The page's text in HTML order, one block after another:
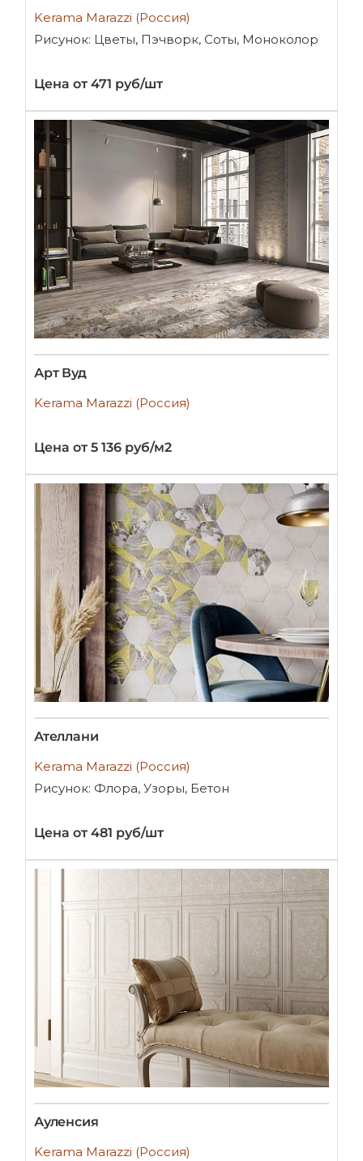
Kerama Marazzi (Россия)
Рисунок: Цветы, Пэчворк, Соты, Моноколор
Цена от 471 руб/шт
Арт Вуд
Kerama Marazzi (Россия)
Цена от 5 136 руб/м2
Ателлани
Kerama Marazzi (Россия)
Рисунок: Флора, Узоры, Бетон
Цена от 481 руб/шт
Ауленсия
Kerama Marazzi (Россия)